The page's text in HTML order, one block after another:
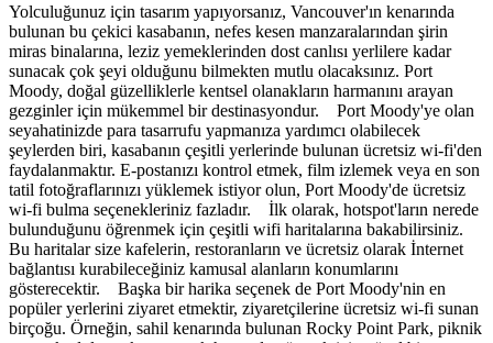
Yolculuğunuz için tasarım yapıyorsanız, Vancouver'ın kenarında
bulunan bu çekici kasabanın, nefes kesen manzaralarından şirin
miras binalarına, leziz yemeklerinden dost canlısı yerlilere kadar
sunacak çok şeyi olduğunu bilmekten mutlu olacaksınız. Port
Moody, doğal güzelliklerle kentsel olanakların harmanını arayan
gezginler için mükemmel bir destinasyondur. Port Moody'ye olan
seyahatinizde para tasarrufu yapmanıza yardımcı olabilecek
şeylerden biri, kasabanın çeşitli yerlerinde bulunan ücretsiz wi-fi'den
faydalanmaktır. E-postanızı kontrol etmek, film izlemek veya en son
tatil fotoğraflarınızı yüklemek istiyor olun, Port Moody'de ücretsiz
wi-fi bulma seçenekleriniz fazladır. İlk olarak, hotspot'ların nerede
bulunduğunu öğrenmek için çeşitli wifi haritalarına bakabilirsiniz.
Bu haritalar size kafelerin, restoranların ve ücretsiz olarak İnternet
bağlantısı kurabileceğiniz kamusal alanların konumlarını
gösterecektir. Başka bir harika seçenek de Port Moody'nin en
popüler yerlerini ziyaret etmektir, ziyaretçilerine ücretsiz wi-fi sunan
birçoğu. Örneğin, sahil kenarında bulunan Rocky Point Park, piknik